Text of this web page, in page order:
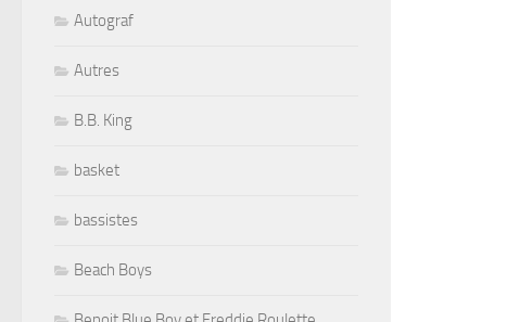
Autograf
Autres
B.B. King
basket
bassistes
Beach Boys